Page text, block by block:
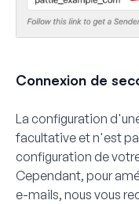
Connexion de
La configuration
facultative et n'est
configuration de
Cependant, pour
e-mails, nous vous